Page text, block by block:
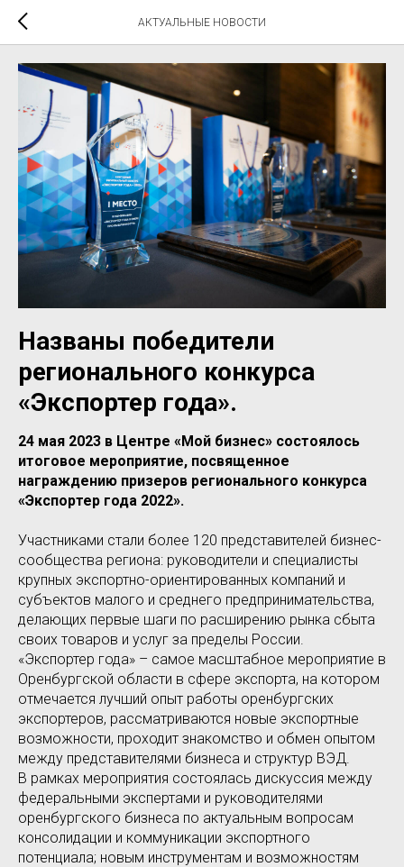
АКТУАЛЬНЫЕ НОВОСТИ
Названы победители
регионального конкурса
«Экспортер года».
24 мая 2023 в Центре «Мой бизнес» состоялось
итоговое мероприятие, посвященное
награждению призеров регионального конкурса
«Экспортер года 2022».
Участниками стали более 120 представителей бизнес-
сообщества региона: руководители и специалисты
крупных экспортно-ориентированных компаний и
субъектов малого и среднего предпринимательства,
делающих первые шаги по расширению рынка сбыта
своих товаров и услуг за пределы России.
«Экспортер года» – самое масштабное мероприятие в
Оренбургской области в сфере экспорта, на котором
отмечается лучший опыт работы оренбургских
экспортеров, рассматриваются новые экспортные
возможности, проходит знакомство и обмен опытом
между представителями бизнеса и структур ВЭД.
В рамках мероприятия состоялась дискуссия между
федеральными экспертами и руководителями
оренбургского бизнеса по актуальным вопросам
консолидации и коммуникации экспортного
потенциала; новым инструментам и возможностям